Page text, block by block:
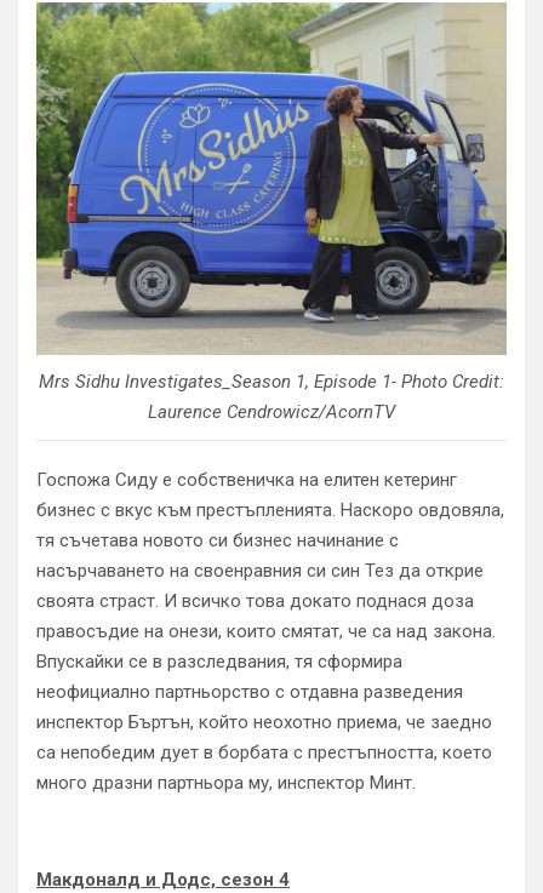
Mrs Sidhu Investigates_Season 1, Episode 1- Photo Credit:
Laurence Cendrowicz/AcornTV
Госпожа Сиду е собственичка на елитен кетеринг
бизнес с вкус към престъпленията. Наскоро овдовяла,
тя съчетава новото си бизнес начинание с
насърчаването на своенравния си син Тез да открие
своята страст. И всичко това докато поднася доза
правосъдие на онези, които смятат, че са над закона.
Впускайки се в разследвания, тя сформира
неофициално партньорство с отдавна разведения
инспектор Бъртън, който неохотно приема, че заедно
са непобедим дует в борбата с престъпността, което
много дразни партньора му, инспектор Минт.
Макдоналд и Додс, сезон 4